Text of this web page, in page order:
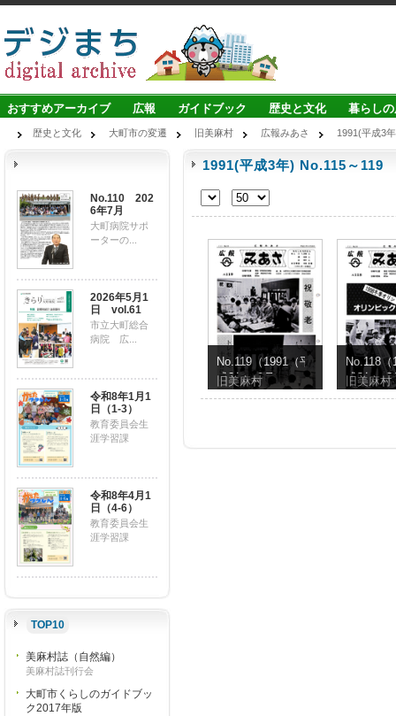
おすすめアーカイブ 広報 ガイドブック 歴史と文化 暮らし
歴史と文化 大町市の変遷 旧美麻村 広報みあさ 1991(平成3
No.110 202
6年7月
大町病院サポ
ーターの...
2026年5月1
日 vol.61
市立大町総合
病院 広...
令和8年1月1
日（1-3）
教育委員会生
涯学習課
令和8年4月1
日（4-6）
教育委員会生
涯学習課
TOP10
美麻村誌（自然編）
美麻村誌刊行会
大町市くらしのガイドブッ
ク2017年版
1991(平成3年) No.115～119
No.119（1991（平
成3年）9月）
旧美麻村
No.118
成3年）8
旧美麻村